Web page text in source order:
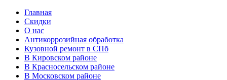
Главная
Скидки
О нас
Антикоррозийная обработка
Кузовной ремонт в СПб
В Кировском районе
В Красносельском районе
В Московском районе